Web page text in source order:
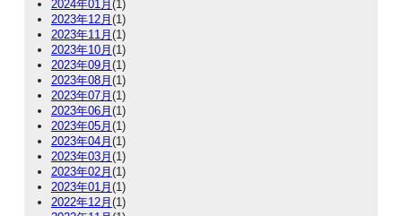
2024年01月(1)
2023年12月(1)
2023年11月(1)
2023年10月(1)
2023年09月(1)
2023年08月(1)
2023年07月(1)
2023年06月(1)
2023年05月(1)
2023年04月(1)
2023年03月(1)
2023年02月(1)
2023年01月(1)
2022年12月(1)